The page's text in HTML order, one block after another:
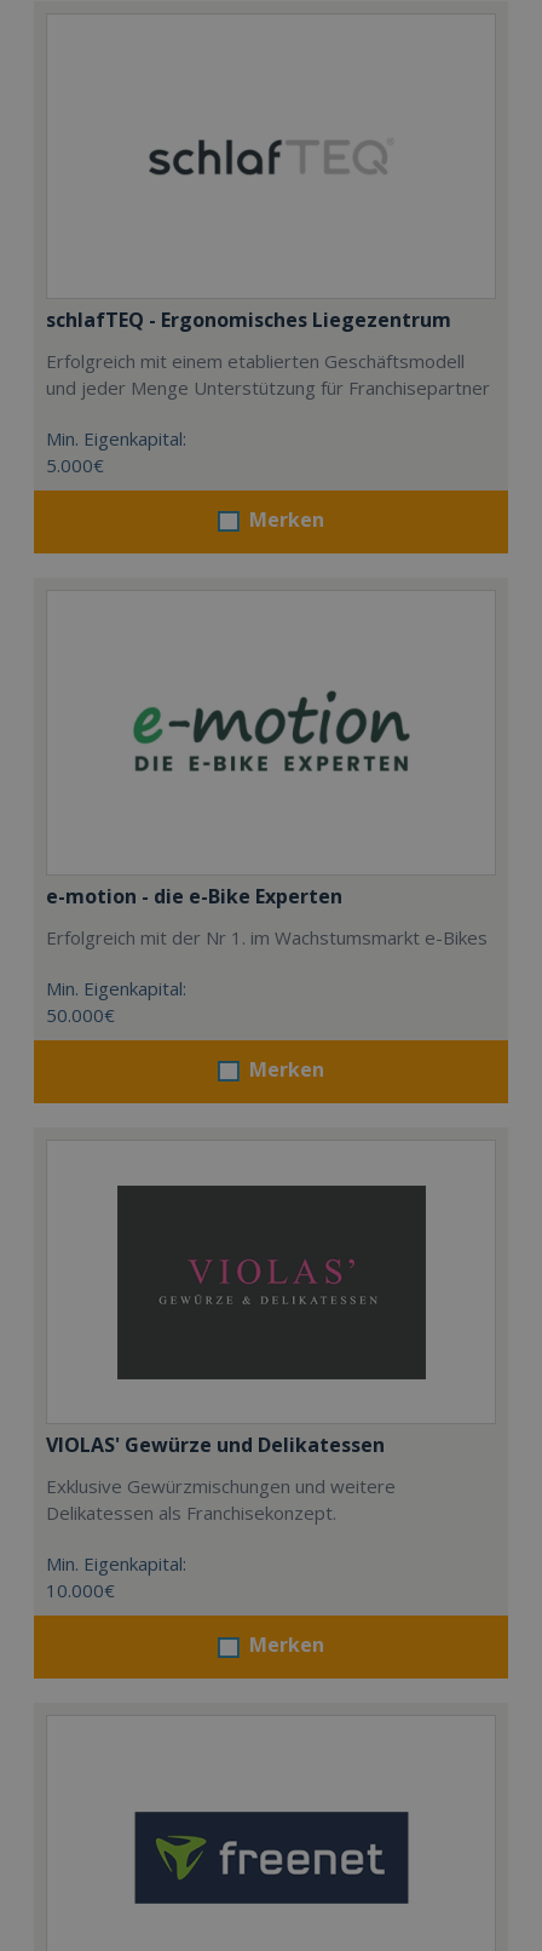
schlafTEQ - Ergonomisches Liegezentrum
Erfolgreich mit einem etablierten Geschäftsmodell
und jeder Menge Unterstützung für Franchisepartner
Min. Eigenkapital:
5.000€
Merken
e-motion - die e-Bike Experten
Erfolgreich mit der Nr 1. im Wachstumsmarkt e-Bikes
Min. Eigenkapital:
50.000€
Merken
VIOLAS' Gewürze und Delikatessen
Exklusive Gewürzmischungen und weitere
Delikatessen als Franchisekonzept.
Min. Eigenkapital:
10.000€
Merken